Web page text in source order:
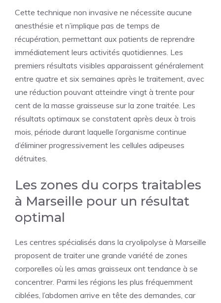
Cette technique non invasive ne nécessite aucune
anesthésie et n’implique pas de temps de
récupération, permettant aux patients de reprendre
immédiatement leurs activités quotidiennes. Les
premiers résultats visibles apparaissent généralement
entre quatre et six semaines après le traitement, avec
une réduction pouvant atteindre vingt à trente pour
cent de la masse graisseuse sur la zone traitée. Les
résultats optimaux se constatent après deux à trois
mois, période durant laquelle l’organisme continue
d’éliminer progressivement les cellules adipeuses
détruites.
Les zones du corps traitables
à Marseille pour un résultat
optimal
Les centres spécialisés dans la cryolipolyse à Marseille
proposent de traiter une grande variété de zones
corporelles où les amas graisseux ont tendance à se
concentrer. Parmi les régions les plus fréquemment
ciblées, l’abdomen arrive en tête des demandes, car